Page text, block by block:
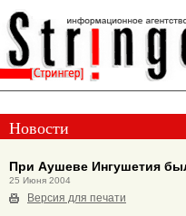
Новости
При Аушеве Ингушетия
25 Июня 2004
Версия для печати